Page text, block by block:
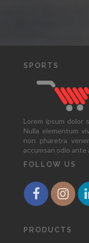
SPORTS
Lorem ipsum dolor
Nulla elementum
non pharetra
accumsan odio ante
FOLLOW US
PRODUCTS